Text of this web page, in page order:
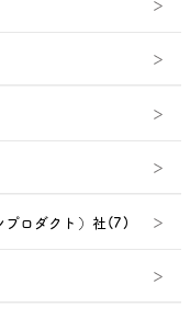
ロダクト）社(7)